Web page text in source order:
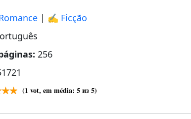
| ✍️ Ficção
256
(1 vot, em média: 5из 5)